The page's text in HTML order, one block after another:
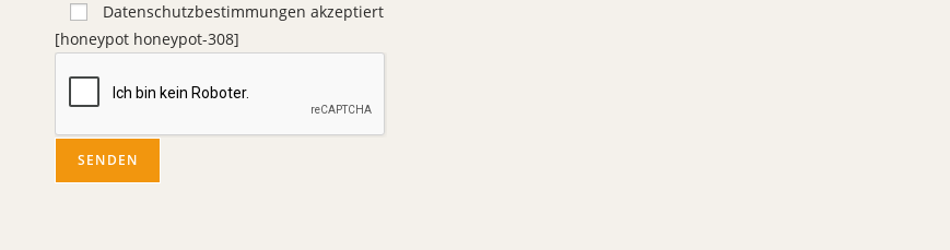
Datenschutzbestimmungen akzeptiert
[honeypot honeypot-308]